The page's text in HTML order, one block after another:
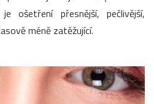
ošetření přesnější, pečlivější,
méně zatěžující.